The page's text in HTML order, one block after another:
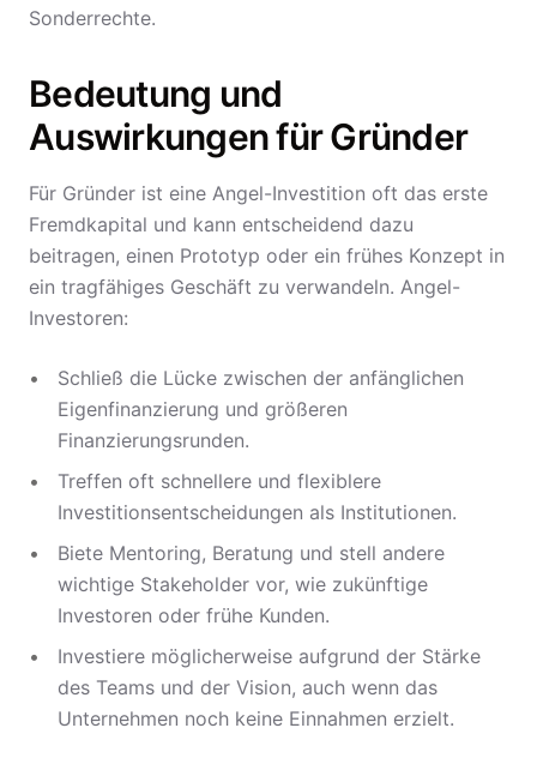
Sonderrechte.
Bedeutung und
Auswirkungen für Gründer
Für Gründer ist eine Angel-Investition oft das erste
Fremdkapital und kann entscheidend dazu
beitragen, einen Prototyp oder ein frühes Konzept in
ein tragfähiges Geschäft zu verwandeln. Angel-
Investoren:
Schließ die Lücke zwischen der anfänglichen
Eigenfinanzierung und größeren
Finanzierungsrunden.
Treffen oft schnellere und flexiblere
Investitionsentscheidungen als Institutionen.
Biete Mentoring, Beratung und stell andere
wichtige Stakeholder vor, wie zukünftige
Investoren oder frühe Kunden.
Investiere möglicherweise aufgrund der Stärke
des Teams und der Vision, auch wenn das
Unternehmen noch keine Einnahmen erzielt.